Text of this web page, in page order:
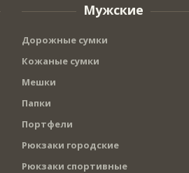
Мужские
Дорожные сумки
Кожаные сумки
Мешки
Папки
Портфели
Рюкзаки городские
Рюкзаки спортивные